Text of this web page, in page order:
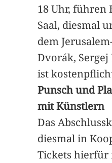
18 Uhr, führen
Saal, diesmal
dem
Dvorák,
ist
Punsch und
mit Künstlern
Das
diesmal in
Tickets hierfür